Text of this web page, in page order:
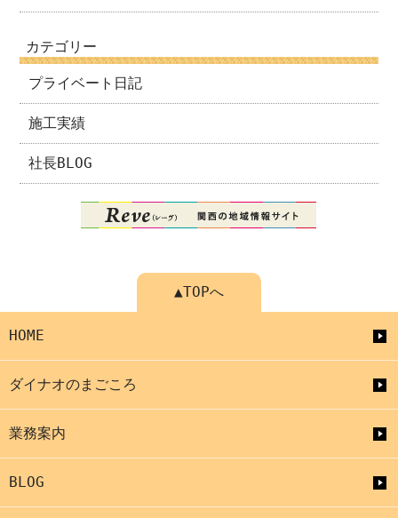
カテゴリー
プライベート日記
施工実績
社長BLOG
▲TOPへ
HOME
ダイナオのまごころ
業務案内
BLOG